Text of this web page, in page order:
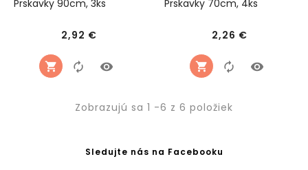
Prskavky 90cm, 3ks
2,92 €Cena
Prskavky 70cm, 4ks
2,26 €Cena
Zobrazujú sa 1 -6 z 6 položiek
Sledujte nás na Facebooku